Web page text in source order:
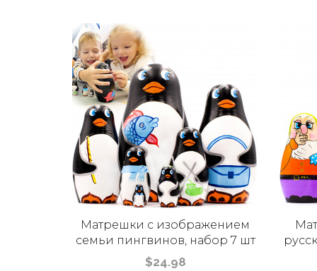
Матрешки с изображением
семьи пингвинов, набор 7 шт
$24.98